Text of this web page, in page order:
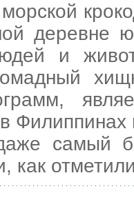
морской
деревне
и
самый
как